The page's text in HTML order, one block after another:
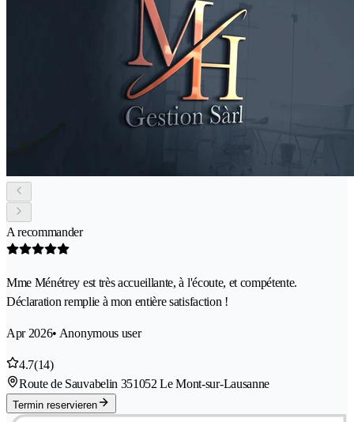
A recommander
Mme Ménétrey est très accueillante, à l'écoute, et compétente.
Déclaration remplie à mon entière satisfaction !
Apr 2026• Anonymous user
4.7(14)
Route de Sauvabelin 351052 Le Mont-sur-Lausanne
Termin reservieren